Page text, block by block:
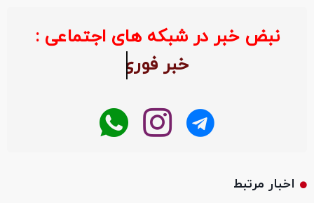
نبض خبر در شبکه های اجتماعی : خبر